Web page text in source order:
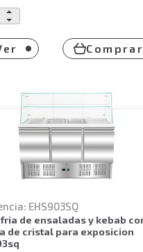
Comprar
EHS903SQ
de cristal para exposicion